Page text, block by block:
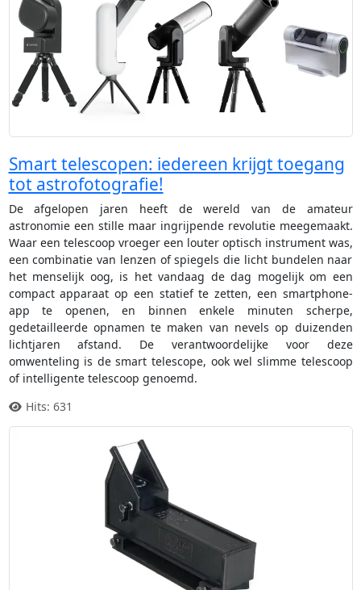
Smart telescopen: iedereen krijgt toegang
tot astrofotografie!
De afgelopen jaren heeft de wereld van de amateur
astronomie een stille maar ingrijpende revolutie meegemaakt.
Waar een telescoop vroeger een louter optisch instrument was,
een combinatie van lenzen of spiegels die licht bundelen naar
het menselijk oog, is het vandaag de dag mogelijk om een
compact apparaat op een statief te zetten, een smartphone-
app te openen, en binnen enkele minuten scherpe,
gedetailleerde opnamen te maken van nevels op duizenden
lichtjaren afstand. De verantwoordelijke voor deze
omwenteling is de smart telescope, ook wel slimme telescoop
of intelligente telescoop genoemd.
Hits: 631